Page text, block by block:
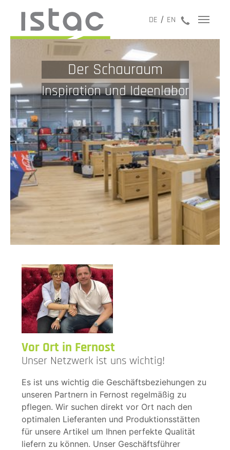
jetzt
DE EN
Der Schauraum
Inspiration und Ideenlabor
Vor Ort in Fernost
Unser Netzwerk ist uns wichtig!
Es ist uns wichtig die Geschäftsbeziehungen zu
unseren Partnern in Fernost regelmäßig zu
pflegen. Wir suchen direkt vor Ort nach den
optimalen Lieferanten und Produktionsstätten
für unsere Artikel um Ihnen perfekte Qualität
liefern zu können. Unser Geschäftsführer